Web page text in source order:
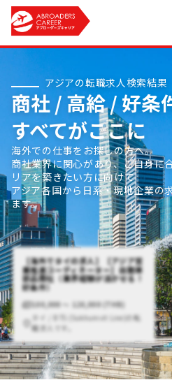
アジアの転職求人検索結果
商社 / 高給 / 好条
すべてがここに
海外での仕事をお探しの方へ。
商社業界に関心があり、ご自身に
リアを築きたい方に向けて
アジア各国から日系・現地企業の
ます。
【海外でタイの求人】【アジア営
業推進コーディネーター】自動車
部品商社（業界経験が活かせる！
好条件）
100,000 〜 120,000 (THB)
タイ / BTS (Sukhumvit Line)の転
職求人です。